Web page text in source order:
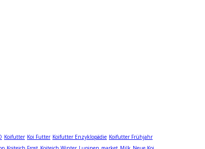
Koifutter Koi Futter Koifutter Enzyklopädie Koifutter Frühjahr